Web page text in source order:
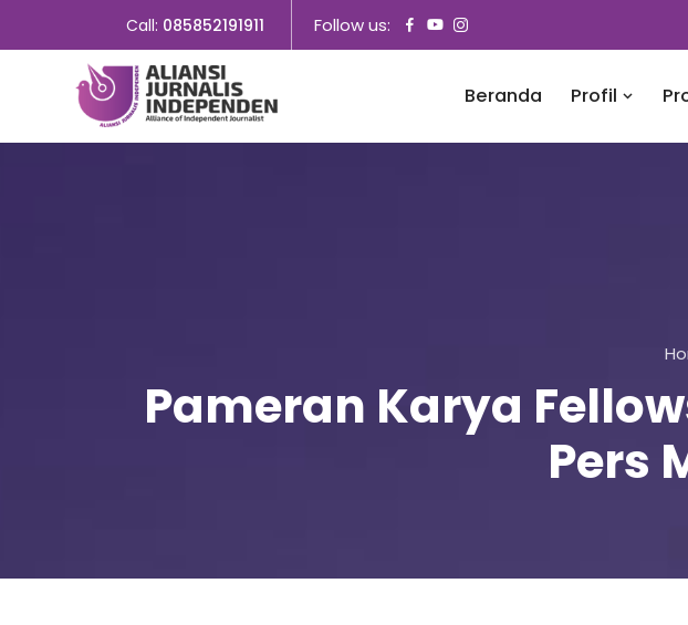
Call: 085852191911 Follow us:
Beranda Profil
Pameran Karya
Pers